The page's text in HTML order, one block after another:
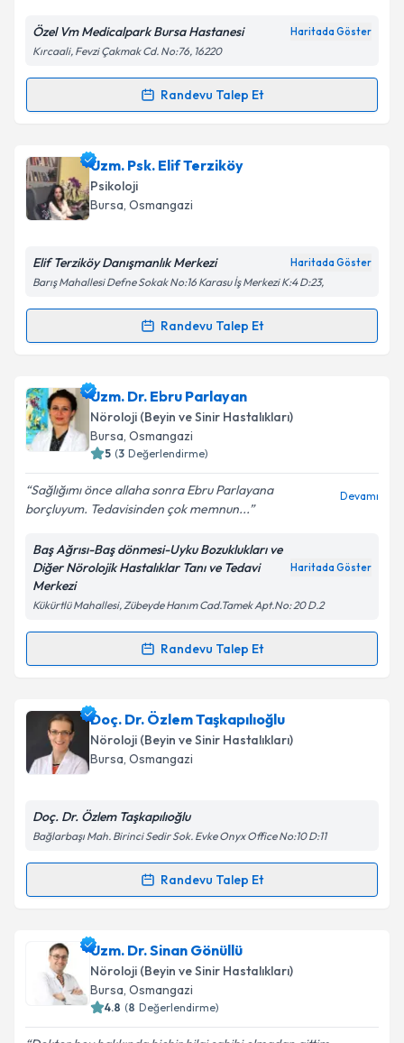
Kişisel verilerimin işlenmesine ilişkin
Metni'ni okudum ve kişisel verilerimin belirtilen
kapsamda işlenmesini kabul ediyorum.
Özel Vm Medicalpark Bursa Hastanesi Haritada Göster
Kırcaali, Fevzi Çakmak Cd. No:76, 16220
Randevu Talep Et
Randevu Takvimi Talebi
Uzm. Dr. Mehmet Ali Bereketoğlu
takvimi talebi oluşturun. Size bu uzmandan randevu
almanız için bir takvim hazırlandığında e-posta ile
bilgilendireceğiz.
Kişisel verilerimin işlenmesine ilişkinAydınlatma
kapsamda işlenmesini kabul ediyorum.
Takvim Talebini Gönder
Uzm. Psk. Elif Terziköy
Psikoloji
Bursa, Osmangazi
Elif Terziköy Danışmanlık Merkezi Haritada Göster
Barış Mahallesi Defne Sokak No:16 Karasu İş Merkezi K:4 D:23,
Randevu Talep Et
Randevu Takvimi Talebi
Uzm. Psk. Elif Terziköyiçin randevu takvimi talebi
oluşturun. Size bu uzmandan randevu almanız için bir
takvim hazırlandığında e-posta ile bilgilendireceğiz.
Kişisel verilerimin işlenmesine ilişkin
Metni 'ni okudum ve kişisel verilerimin belirtilen
Takvim Talebini Gönder
Uzm. Dr. Ebru Parlayan
Nöroloji (Beyin ve Sinir Hastalıkları)
Bursa, Osmangazi
5 (3 Değerlendirme)
Sağlığımı önce allaha sonra Ebru Parlayana
borçluyum. Tedavisinden çok memnun...
Devamı
Baş Ağrısı-Baş dönmesi-Uyku Bozuklukları ve
Diğer Nörolojik Hastalıklar Tanı ve Tedavi
Merkezi
Haritada Göster
Kükürtlü Mahallesi, Zübeyde Hanım Cad.Tamek Apt.No: 20 D.2
Randevu Talep Et
Randevu Takvimi Talebi
Uzm. Dr. Ebru Parlayaniçin randevu takvimi talebi
oluşturun. Size bu uzmandan randevu almanız için bir
takvim hazırlandığında e-posta ile bilgilendireceğiz.
Kişisel verilerimin işlenmesine ilişkin
Metni'ni okudum ve kişisel verilerimin belirtilen
Takvim Talebini Gönder
Doç. Dr. Özlem Taşkapılıoğlu
Nöroloji (Beyin ve Sinir Hastalıkları)
Bursa, Osmangazi
Doç. Dr. Özlem Taşkapılıoğlu
Bağlarbaşı Mah. Birinci Sedir Sok. Evke Onyx Office No:10 D:11
Randevu Talep Et
Randevu Takvimi Talebi
Doç. Dr. Özlem Taşkapılıoğluiçin randevu takvimi
talebi oluşturun. Size bu uzmandan randevu almanız
için bir takvim hazırlandığında e-posta ile
bilgilendireceğiz.
E-posta Adresiniz
Uzm. Dr. Sinan Gönüllü
Nöroloji (Beyin ve Sinir Hastalıkları)
Bursa, Osmangazi
4.8 (8 Değerlendirme)